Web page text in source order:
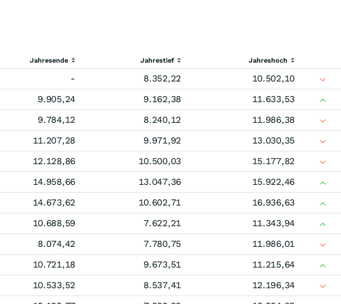
Jahresende Jahrestief Jahreshoch
- 8.352,22 10.502,10
9.905,24 9.162,38 11.633,53
9.784,12 8.240,12 11.986,38
11.207,28 9.971,92 13.030,35
12.128,86 10.500,03 15.177,82
14.958,66 13.047,36 15.922,46
14.673,62 10.602,71 16.936,63
10.688,59 7.622,21 11.343,94
8.074,42 7.780,75 11.986,01
10.721,18 9.673,51 11.215,64
10.533,52 8.537,41 12.196,34